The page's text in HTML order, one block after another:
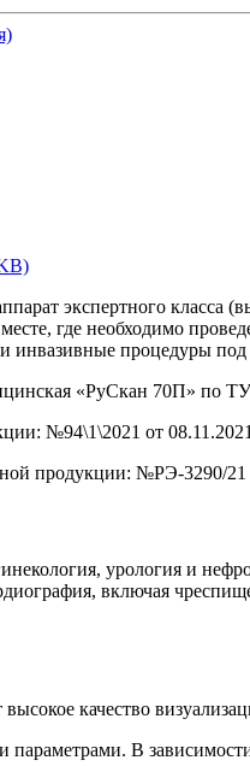
экспертного класса
где необходимо
инвазивные процедуры
«РуСкан 70П» по
№94\1\2021 от
продукции: №РЭ-3290/21
урология и
включая
качество
параметрами. В